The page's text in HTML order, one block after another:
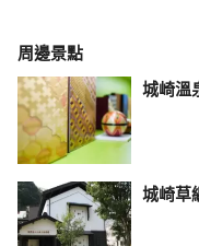
周邊景點
城崎溫
城崎草